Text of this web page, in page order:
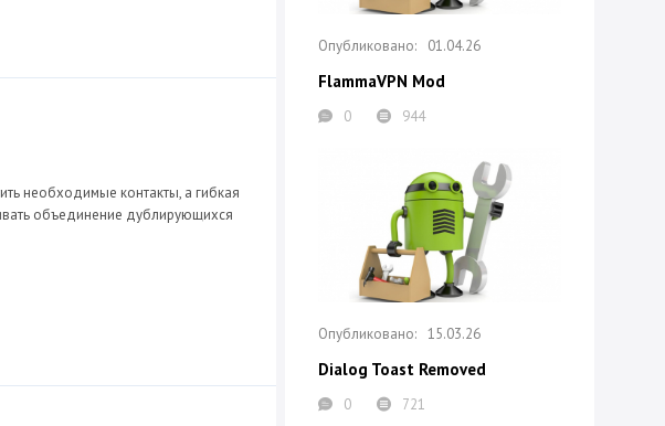
необходимые контакты, а гибкая
объединение дублирующихся
01.04.26
FlammaVPN Mod
0 944
15.03.26
Dialog Toast Removed
0 721